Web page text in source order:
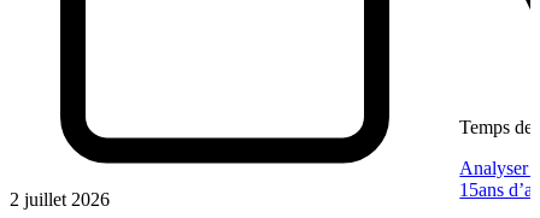
2 juillet 2026
Temps de
Analyser
15ans